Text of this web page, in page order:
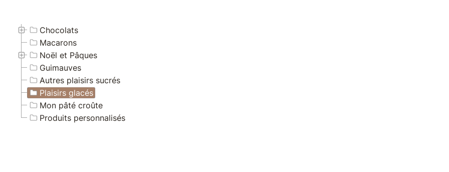
Chocolats
Macarons
Noël et Pâques
Guimauves
Autres plaisirs sucrés
Plaisirs glacés
Mon pâté croûte
Produits personnalisés